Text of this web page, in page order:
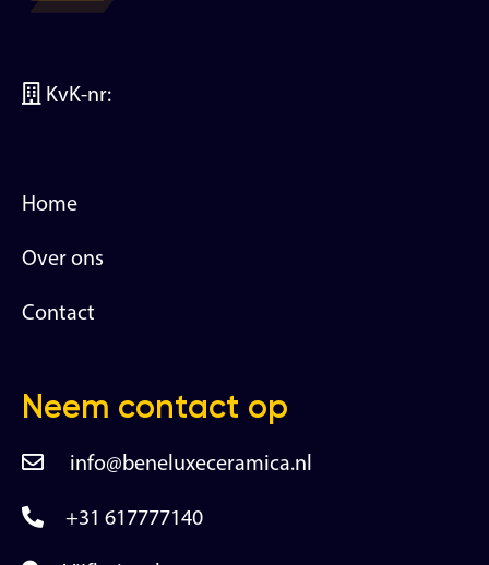
KvK-nr:
Home
Over ons
Contact
Neem contact op
info@beneluxeceramica.nl
+31 617777140